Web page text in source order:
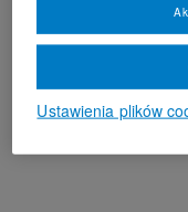
Ustawienia plików